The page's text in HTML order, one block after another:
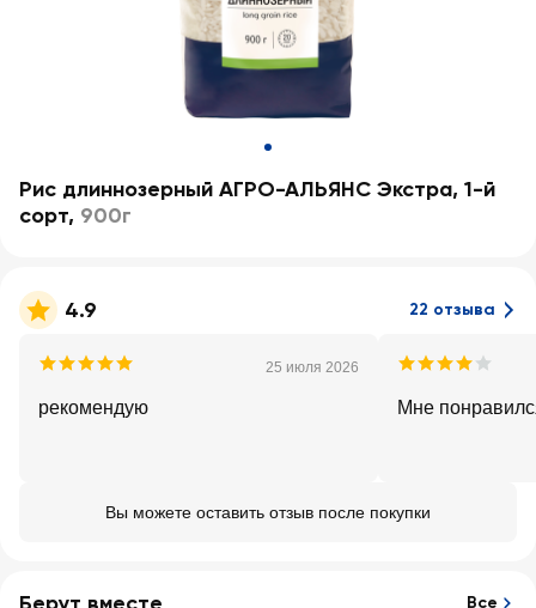
Рис длиннозерный АГРО-АЛЬЯНС Экстра, 1-й
сорт, 900г
4.9 22 отзыва
25 июля 2026
рекомендую Мне
Вы можете оставить отзыв после покупки
Все